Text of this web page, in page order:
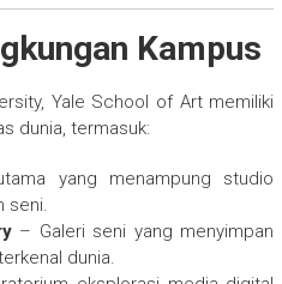
Kampus
Yale School of Art memiliki
dunia, termasuk:
yang menampung studio
seni.
– Galeri seni yang menyimpan
dunia.